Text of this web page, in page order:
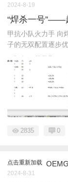
2024-8-19
“焊杀一号”——
甲抗小队火力手
子的无双配置逐步
2835 0
点击重新加载
2024-8-31